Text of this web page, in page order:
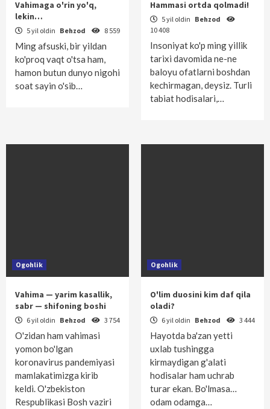
Vahimaga o'rin yo'q,
lekin…
5 yil oldin Behzod 8 559
Ming afsuski, bir yildan
ko'proq vaqt o'tsa ham,
hamon butun dunyo nigohi
soat sayin o'sib…
Hammasi ortda qolmadi!
5 yil oldin Behzod
10 408
Insoniyat ko'p ming yillik
tarixi davomida ne-ne
baloyu ofatlarni boshdan
kechirmagan, deysiz. Turli
tabiat hodisalari,…
Ogohlik
Vahima — yarim kasallik,
sabr — shifoning boshi
6 yil oldin Behzod 3 754
O'zidan ham vahimasi
yomon bo'lgan
koronavirus pandemiyasi
mamlakatimizga kirib
keldi. O'zbekiston
Respublikasi Bosh vaziri
Ogohlik
O'lim duosini kim daf qila
oladi?
6 yil oldin Behzod 3 444
Hayotda ba'zan yetti
uxlab tushingga
kirmaydigan g'alati
hodisalar ham uchrab
turar ekan. Bo'lmasa…
odam odamga…